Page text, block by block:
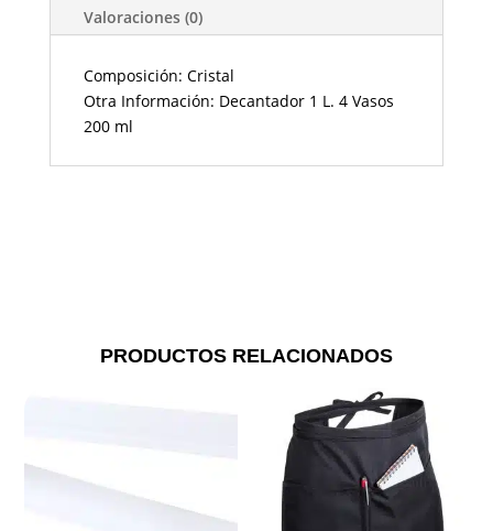
Valoraciones (0)
Composición: Cristal
Otra Información: Decantador 1 L. 4 Vasos
200 ml
PRODUCTOS RELACIONADOS